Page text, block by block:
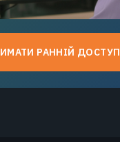
РАННІЙ ДОСТУП